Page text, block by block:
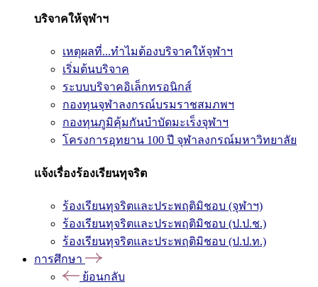
บริจาคให้จุฬาฯ
เหตุผลที่...ทำไมต้องบริจาคให้จุฬาฯ
เริ่มต้นบริจาค
ระบบบริจาคอิเล็กทรอนิกส์
กองทุนจุฬาลงกรณ์บรมราชสมภพฯ
กองทุนภูมิคุ้มกันบำบัดมะเร็งจุฬาฯ
โครงการอุทยาน 100 ปี จุฬาลงกรณ์มหาวิทยาลัย
แจ้งเรื่องร้องเรียนทุจริต
ร้องเรียนทุจริตและประพฤติมิชอบ (จุฬาฯ)
ร้องเรียนทุจริตและประพฤติมิชอบ (ป.ป.ช.)
ร้องเรียนทุจริตและประพฤติมิชอบ (ป.ป.ท.)
การศึกษา
ย้อนกลับ